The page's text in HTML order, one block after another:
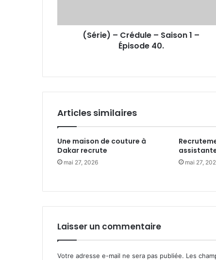
40.
(Série) – Crédule – Saison 1 –
Épisode 40.
Articles similaires
Une maison de couture à
Dakar recrute
mai 27, 2026 mai 27,
Laisser un commentaire
Votre adresse e-mail ne sera pas publiée. Les